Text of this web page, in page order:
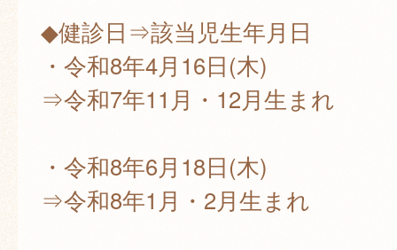
◆健診日⇒該当児生年月日
・令和8年4月16日(木)
⇒令和7年11月・12月生まれ
・令和8年6月18日(木)
⇒令和8年1月・2月生まれ